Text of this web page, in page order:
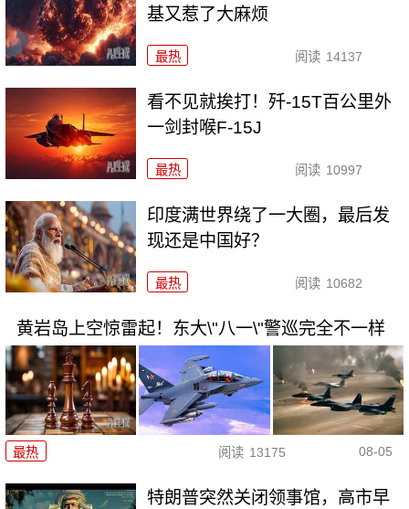
基又惹了大麻烦
最热 阅读 14137
看不见就挨打！歼-15T百公里外
一剑封喉F-15J
最热 阅读 10997
印度满世界绕了一大圈，最后发
现还是中国好？
最热 阅读 10682
黄岩岛上空惊雷起！东大\"八一\"警巡完全不一样
最热 阅读 13175 08-05
特朗普突然关闭领事馆，高市早